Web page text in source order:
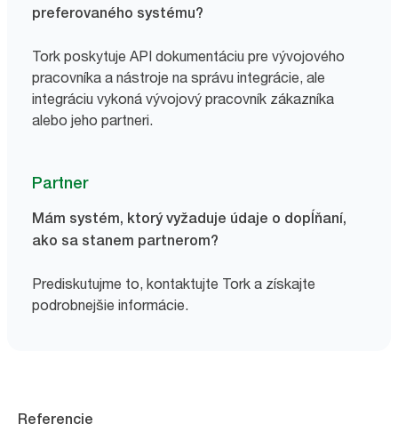
preferovaného systému?
Tork poskytuje API dokumentáciu pre vývojového
pracovníka a nástroje na správu integrácie, ale
integráciu vykoná vývojový pracovník zákazníka
alebo jeho partneri.
Partner
Mám systém, ktorý vyžaduje údaje o dopĺňaní,
ako sa stanem partnerom?
Prediskutujme to, kontaktujte Tork a získajte
podrobnejšie informácie.
Referencie